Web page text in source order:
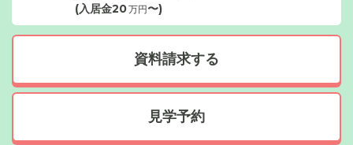
(入居金20万円〜)
資料請求する
見学予約